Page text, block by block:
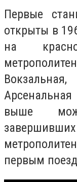
Первые
открыты в
на
выше
первым